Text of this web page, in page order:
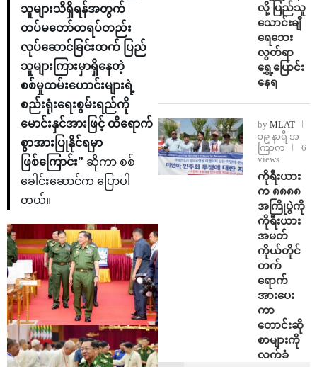
သူများသိရှိရန်အတွက်
တပ်မတော်တရပ်တည်း
လုပ်ဆောင်ခြင်းထက် ပြည်
သူများကြားမှာရှိနေတဲ့
စစ်မှုထမ်းဟောင်းများရဲ့
စည်းရုံးရေးစွမ်းရည်ကို
မောင်းနှင်အားဖြင့် ထိရောက်
စွာအားပြုနိုင်ရမှာ
ဖြစ်ကြောင်း” ဆိုကာ စစ်
ခေါင်းဆောင်က ပြောပါ
တယ်။
လို့ ပြည်သူ
သောင်းချီ
ရေဘေး
လွတ်ရာ
ရွှေ့ပြောင်း
နေရ
by MLAT
၁၉ နာရီ အ
ကြာက
6
views
ကိုရီးယား
က ၈၈၈၈
အကြိုပွဲကို
ကိုရီးယား
အမတ်
ကိုယ်တိုင်
တက်
ရောက်
အားပေး
ကာ
တောင်းဆို
စာများကို
လက်ခံ